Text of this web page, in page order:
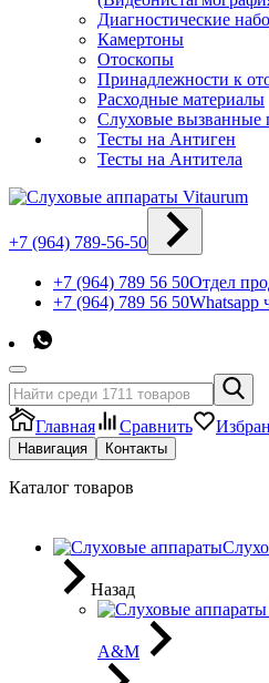
Диагностические
Камертоны
Отоскопы
Принадлежности к
Расходные материалы
Слуховые
Тесты на Антиген
Тесты на Антитела
+7 (964) 789-56-50
+7 (964) 789 56 50Отдел
+7 (964) 789 56 50Whatsapp
Главная Сравнить
Навигация Контакты
Каталог товаров
Назад
A&M